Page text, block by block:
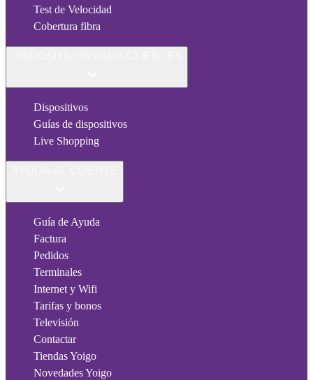
Test de Velocidad
Cobertura fibra
Dispositivos
Guías de dispositivos
Live Shopping
Guía de Ayuda
Factura
Pedidos
Terminales
Internet y Wifi
Tarifas y bonos
Televisión
Contactar
Tiendas Yoigo
Novedades Yoigo